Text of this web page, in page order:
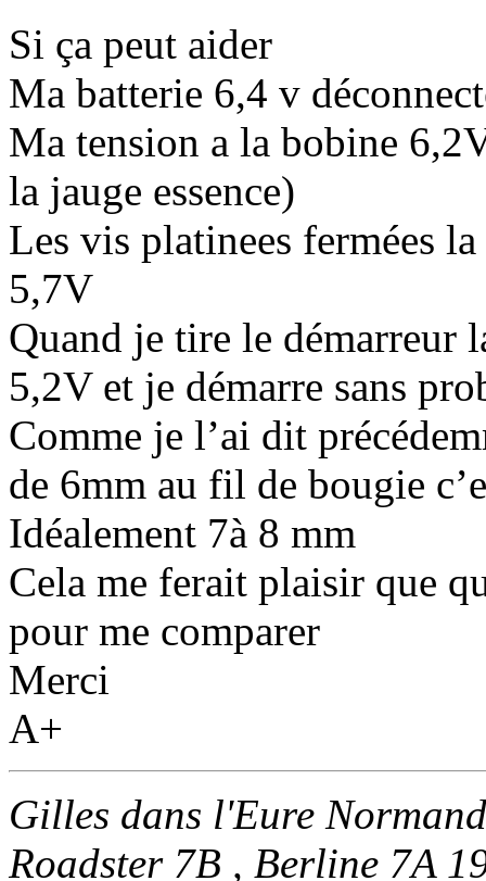
Si ça peut aider
Ma batterie 6,4 v
Ma tension a la bobine
la jauge essence)
Les vis platinees fermées
5,7V
Quand je tire le démarreur
5,2V et je démarre sans
Comme je l’ai dit
de 6mm au fil de bougie
Idéalement 7à 8 mm
Cela me ferait plaisir que
pour me comparer
Merci
A+
Gilles dans l'Eure
Roadster 7B , Berline 7A